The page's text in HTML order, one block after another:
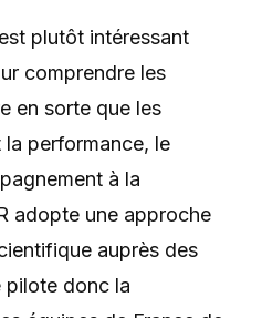
plutôt intéressant
comprendre les
en sorte que les
performance, le
à la
adopte une approche
auprès des
pilote donc la